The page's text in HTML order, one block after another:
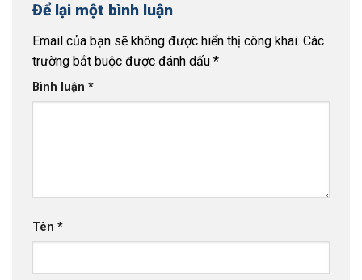
Để lại một bình luận
Email của bạn sẽ không được hiển thị công khai. Các
trường bắt buộc được đánh dấu *
Bình luận *
Tên *